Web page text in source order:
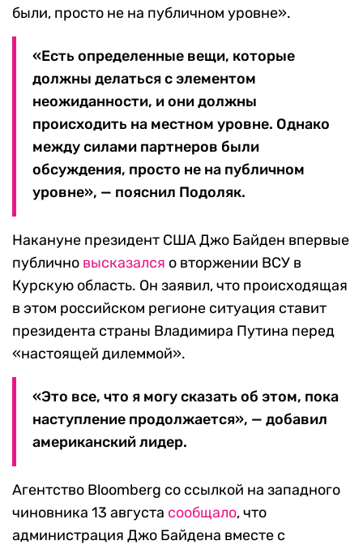
были, просто не на публичном уровне».
«Есть определенные вещи, которые
должны делаться с элементом
неожиданности, и они должны
происходить на местном уровне. Однако
между силами партнеров были
обсуждения, просто не на публичном
уровне», — пояснил Подоляк.
Накануне президент США Джо Байден впервые
публично высказался о вторжении ВСУ в
Курскую область. Он заявил, что происходящая
в этом российском регионе ситуация ставит
президента страны Владимира Путина перед
«настоящей дилеммой».
«Это все, что я могу сказать об этом, пока
наступление продолжается», — добавил
американский лидер.
Агентство Bloomberg со ссылкой на западного
чиновника 13 августа сообщало, что
администрация Джо Байдена вместе с